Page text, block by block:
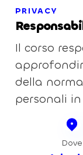
PRIVACY
Il corso
della
personali
Dove